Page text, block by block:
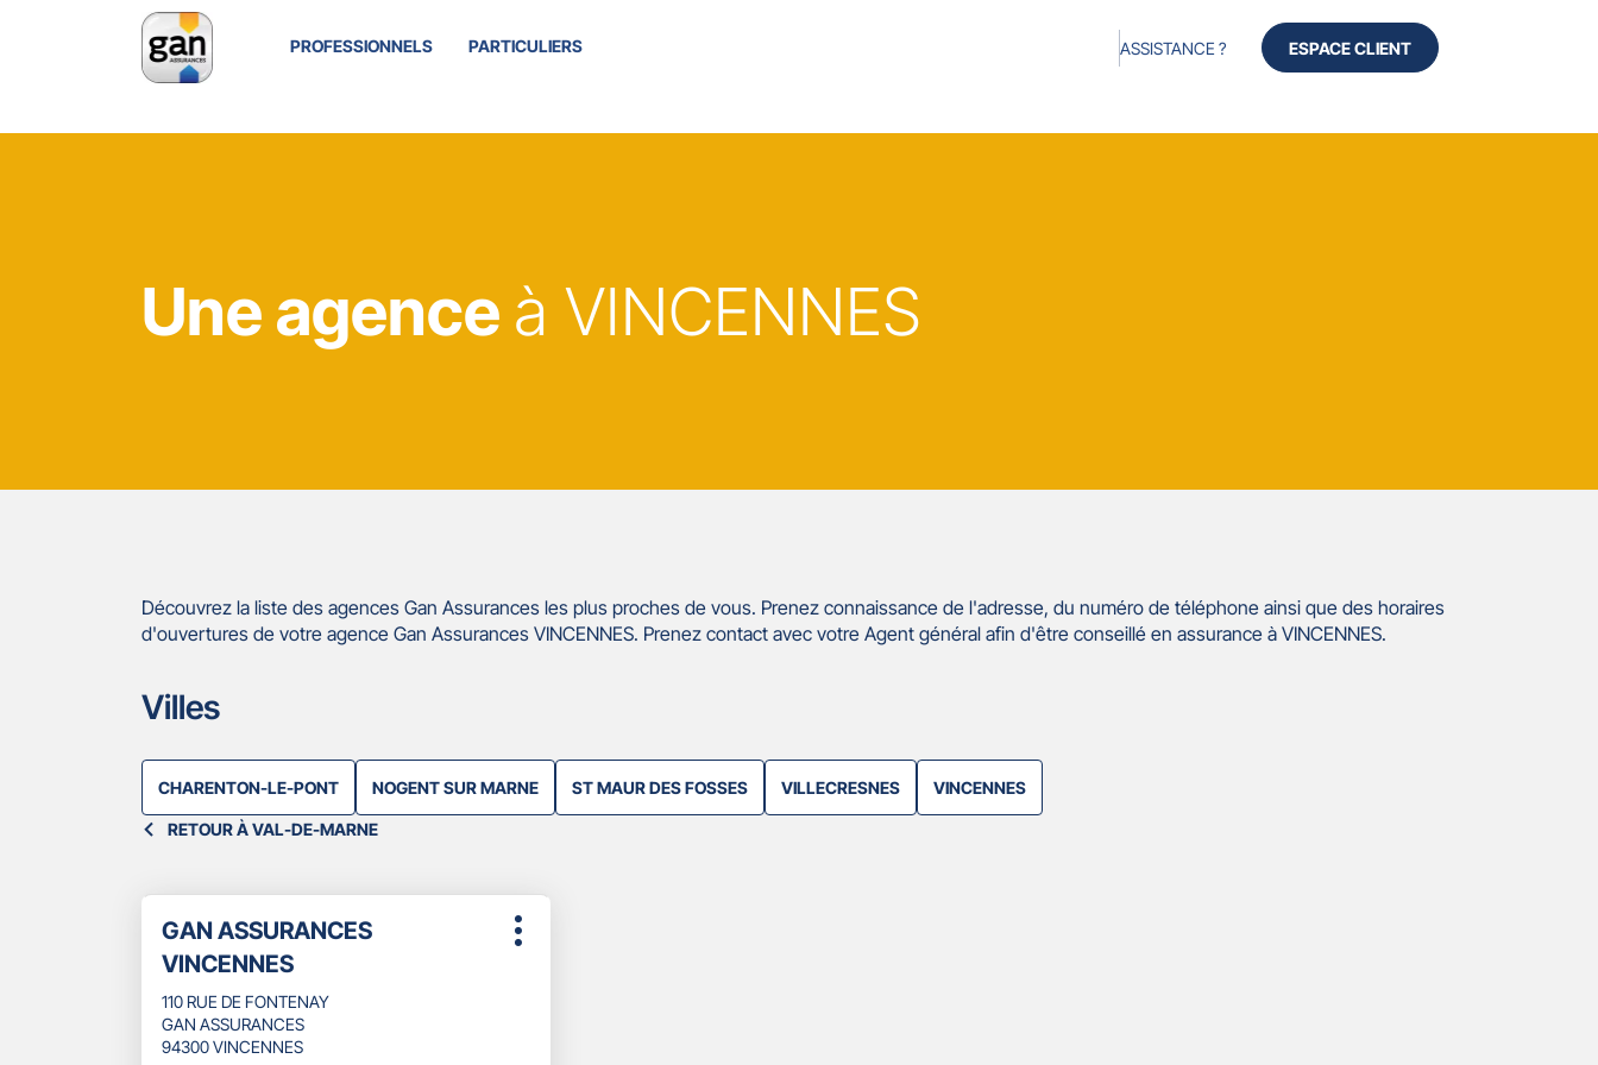
PROFESSIONNELS PARTICULIERS ASSISTANCE ? ESPACE CLIENT
Une agence à VINCENNES
Découvrez la liste des agences Gan Assurances les plus proches de vous. Prenez connaissance de l'adresse, du numéro de téléphone ainsi que des horaires
d'ouvertures de votre agence Gan Assurances VINCENNES. Prenez contact avec votre Agent général afin d'être conseillé en assurance à VINCENNES.
Villes
CHARENTON-LE-PONT NOGENT SUR MARNE ST MAUR DES FOSSES VILLECRESNES VINCENNES
RETOUR À VAL-DE-MARNE
sur
touche
ENTRÉE
pour
obtenir
Point
de
vente
:
GAN ASSURANCES
VINCENNES
110 RUE DE FONTENAY
GAN ASSURANCES
94300 VINCENNES
Plus